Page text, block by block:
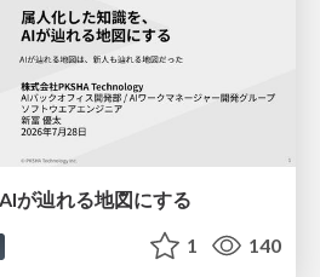
が辿れる地図にする
1 140